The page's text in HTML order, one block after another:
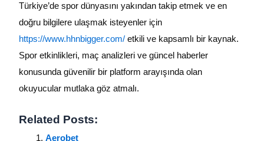
Türkiye’de spor dünyasını yakından takip etmek ve en
doğru bilgilere ulaşmak isteyenler için
https://www.hhnbigger.com/ etkili ve kapsamlı bir kaynak.
Spor etkinlikleri, maç analizleri ve güncel haberler
konusunda güvenilir bir platform arayışında olan
okuyucular mutlaka göz atmalı.
Related Posts:
Aerobet